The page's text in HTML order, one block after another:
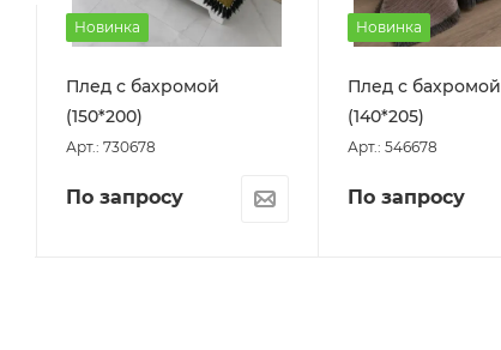
Новинка
Плед с бахромой
(150*200)
Арт.: 730678
По запросу
Новинка
Плед с бахромой
(140*205)
Арт.: 546678
По запросу